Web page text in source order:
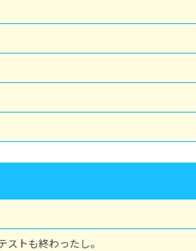
ストも終わったし。